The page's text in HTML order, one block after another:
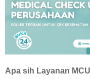
LAYANAN
Pemeriksaan
MCU Perusahaan
Apa sih Layanan